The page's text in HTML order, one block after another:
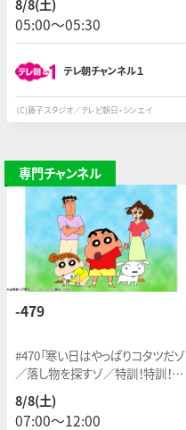
8/8(土)
05:00〜05:30
テレ朝チャンネル１
（C)藤子スタジオ／テレビ朝日・シンエイ
専門チャンネル
-479
#470「寒い日はやっぱりコタツだゾ
／落し物を探すゾ／特訓！特訓！ま
た特訓だゾ」ほか 1992年4月〜放
映中／原作：臼井儀人
8/8(土)
07:00〜12:00